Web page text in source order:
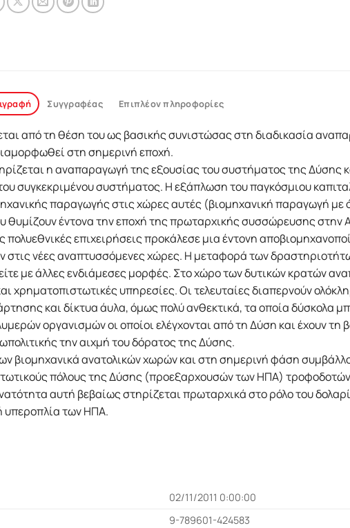
Συγγραφέας Επιπλέον πληροφορίες
από τη θέση του ως βασικής συνιστώσας στη διαδικασία
στη σημερινή εποχή.
η αναπαραγωγή της εξουσίας του συστήματος της Δύσης
συγκεκριμένου συστήματος. Η εξάπλωση του παγκόσμιου
παραγωγής στις χώρες αυτές (βιομηχανική παραγωγή με
έντονα την εποχή της πρωταρχικής συσσώρευσης στην
επιχειρήσεις προκάλεσε μια έντονη
νέες αναπτυσσόμενες χώρες. Η μεταφορά των
με άλλες ενδιάμεσες μορφές. Στο χώρο των δυτικών κρατών
χρηματοπιστωτικές υπηρεσίες. Οι τελευταίες διαπερνούν
και δίκτυα άυλα, όμως πολύ ανθεκτικά, τα οποία δύσκολα
οργανισμών οι οποίοι ελέγχονται από τη Δύση και έχουν τη
την αιχμή του δόρατος της Δύσης.
βιομηχανικά ανατολικών χωρών και στη σημερινή φάση
πόλους της Δύσης (προεξαρχουσών των ΗΠΑ)
αυτή βεβαίως στηρίζεται πρωταρχικά στο ρόλο του
υπεροπλία των ΗΠΑ.
02/11/2011 0:00:00
9-789601-424583